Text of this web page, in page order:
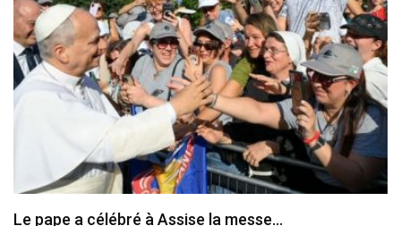
Le programme de la visite du pape en…